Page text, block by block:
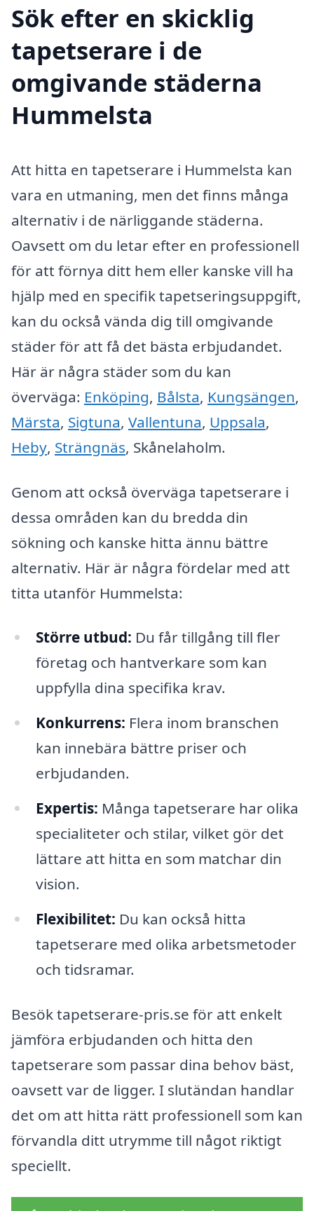
Sök efter en skicklig
tapetserare i de
omgivande städerna
Hummelsta
Att hitta en tapetserare i Hummelsta kan
vara en utmaning, men det finns många
alternativ i de närliggande städerna.
Oavsett om du letar efter en professionell
för att förnya ditt hem eller kanske vill ha
hjälp med en specifik tapetseringsuppgift,
kan du också vända dig till omgivande
städer för att få det bästa erbjudandet.
Här är några städer som du kan
överväga: Enköping, Bålsta, Kungsängen,
Märsta, Sigtuna, Vallentuna, Uppsala,
Heby, Strängnäs, Skånelaholm.
Genom att också överväga tapetserare i
dessa områden kan du bredda din
sökning och kanske hitta ännu bättre
alternativ. Här är några fördelar med att
titta utanför Hummelsta:
Större utbud: Du får tillgång till fler
företag och hantverkare som kan
uppfylla dina specifika krav.
Konkurrens: Flera inom branschen
kan innebära bättre priser och
erbjudanden.
Expertis: Många tapetserare har olika
specialiteter och stilar, vilket gör det
lättare att hitta en som matchar din
vision.
Flexibilitet: Du kan också hitta
tapetserare med olika arbetsmetoder
och tidsramar.
Besök tapetserare-pris.se för att enkelt
jämföra erbjudanden och hitta den
tapetserare som passar dina behov bäst,
oavsett var de ligger. I slutändan handlar
det om att hitta rätt professionell som kan
förvandla ditt utrymme till något riktigt
speciellt.